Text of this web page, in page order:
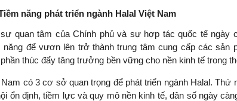
năng phát triển ngành Halal Việt Nam
quan tâm của Chính phủ và sự hợp tác quốc tế ngày
năng để vươn lên trở thành trung tâm cung cấp các sản
thúc đẩy tăng trưởng bền vững cho nền kinh tế trong
có 3 cơ sở quan trọng để phát triển ngành Halal. Thứ
ổn định, tiềm lực và quy mô nền kinh tế, dân số ngày